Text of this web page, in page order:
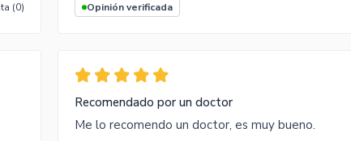
(0) Opinión verificada
Recomendado por un doctor
Me lo recomendo un doctor, es muy bueno.